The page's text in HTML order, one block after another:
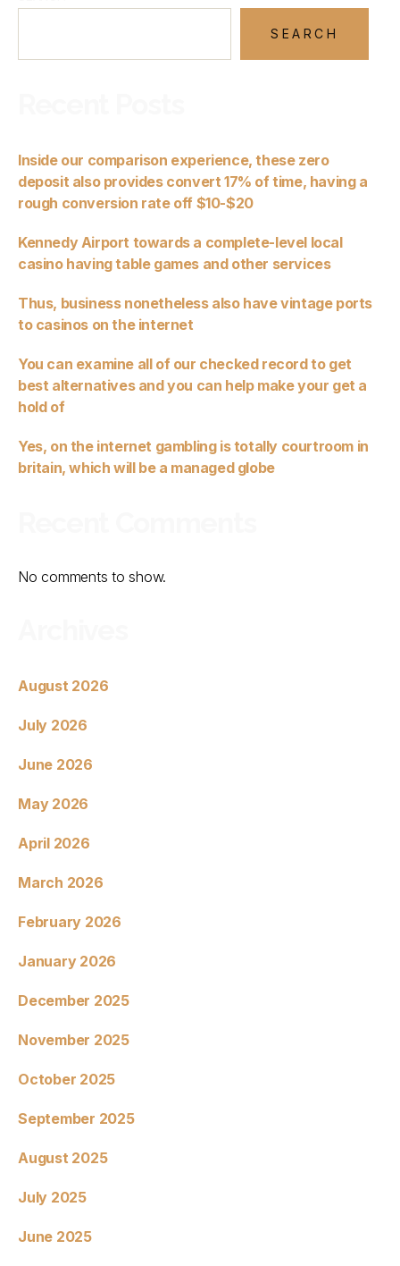
SEARCH
Inside our comparison experience, these zero
deposit also provides convert 17% of time, having a
rough conversion rate off $10-$20
Kennedy Airport towards a complete-level local
casino having table games and other services
Thus, business nonetheless also have vintage ports
to casinos on the internet
You can examine all of our checked record to get
best alternatives and you can help make your get a
hold of
Yes, on the internet gambling is totally courtroom in
britain, which will be a managed globe
No comments to show.
August 2026
July 2026
June 2026
May 2026
April 2026
March 2026
February 2026
January 2026
December 2025
November 2025
October 2025
September 2025
August 2025
July 2025
June 2025